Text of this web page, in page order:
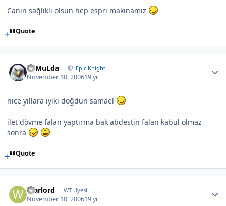
Canın sağlıklı olsun hep espri makinamız
Quote
RaMuLda Epic Knight
November 10, 200619 yr
nice yıllara iyiki doğdun samael
ilet dövme falan yaptırma bak abdestin falan kabul olmaz
sonra
Quote
Warlord WT Uyesi
November 10, 200619 yr